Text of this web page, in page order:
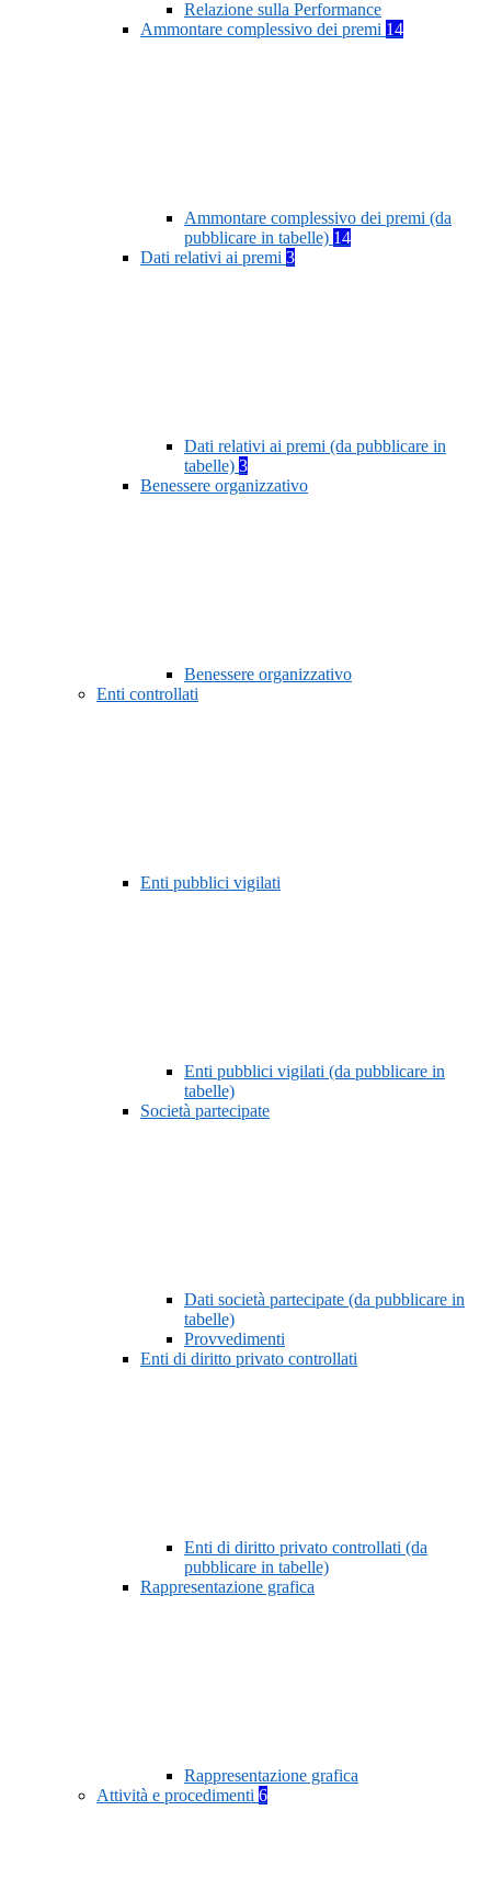
Relazione sulla Performance
Ammontare complessivo dei premi 14
Ammontare complessivo dei premi (da
pubblicare in tabelle) 14
Dati relativi ai premi 3
Dati relativi ai premi (da pubblicare in
tabelle) 3
Benessere organizzativo
Benessere organizzativo
Enti controllati
Enti pubblici vigilati
Enti pubblici vigilati (da pubblicare in
tabelle)
Società partecipate
Dati società partecipate (da pubblicare in
tabelle)
Provvedimenti
Enti di diritto privato controllati
Enti di diritto privato controllati (da
pubblicare in tabelle)
Rappresentazione grafica
Rappresentazione grafica
Attività e procedimenti 6